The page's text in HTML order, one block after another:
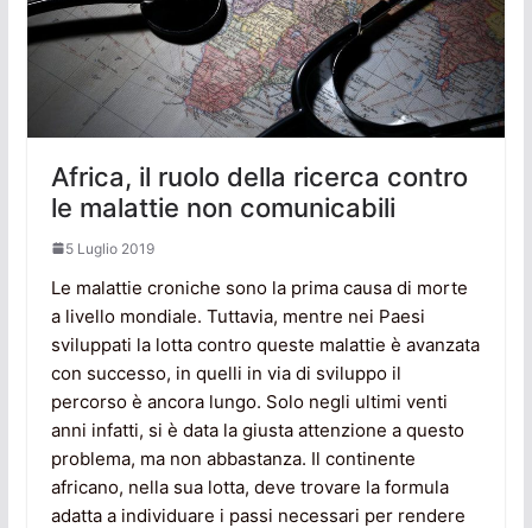
Africa, il ruolo della ricerca contro
le malattie non comunicabili
5 Luglio 2019
Le malattie croniche sono la prima causa di morte
a livello mondiale. Tuttavia, mentre nei Paesi
sviluppati la lotta contro queste malattie è avanzata
con successo, in quelli in via di sviluppo il
percorso è ancora lungo. Solo negli ultimi venti
anni infatti, si è data la giusta attenzione a questo
problema, ma non abbastanza. Il continente
africano, nella sua lotta, deve trovare la formula
adatta a individuare i passi necessari per rendere